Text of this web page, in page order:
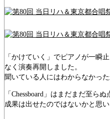
「かけていく」でピアノが一瞬
なく演奏再開しました。
聞いている人にはわからなかっ
「Chessboard」はまだまだ至ら
成果は出せたのではないかと思い